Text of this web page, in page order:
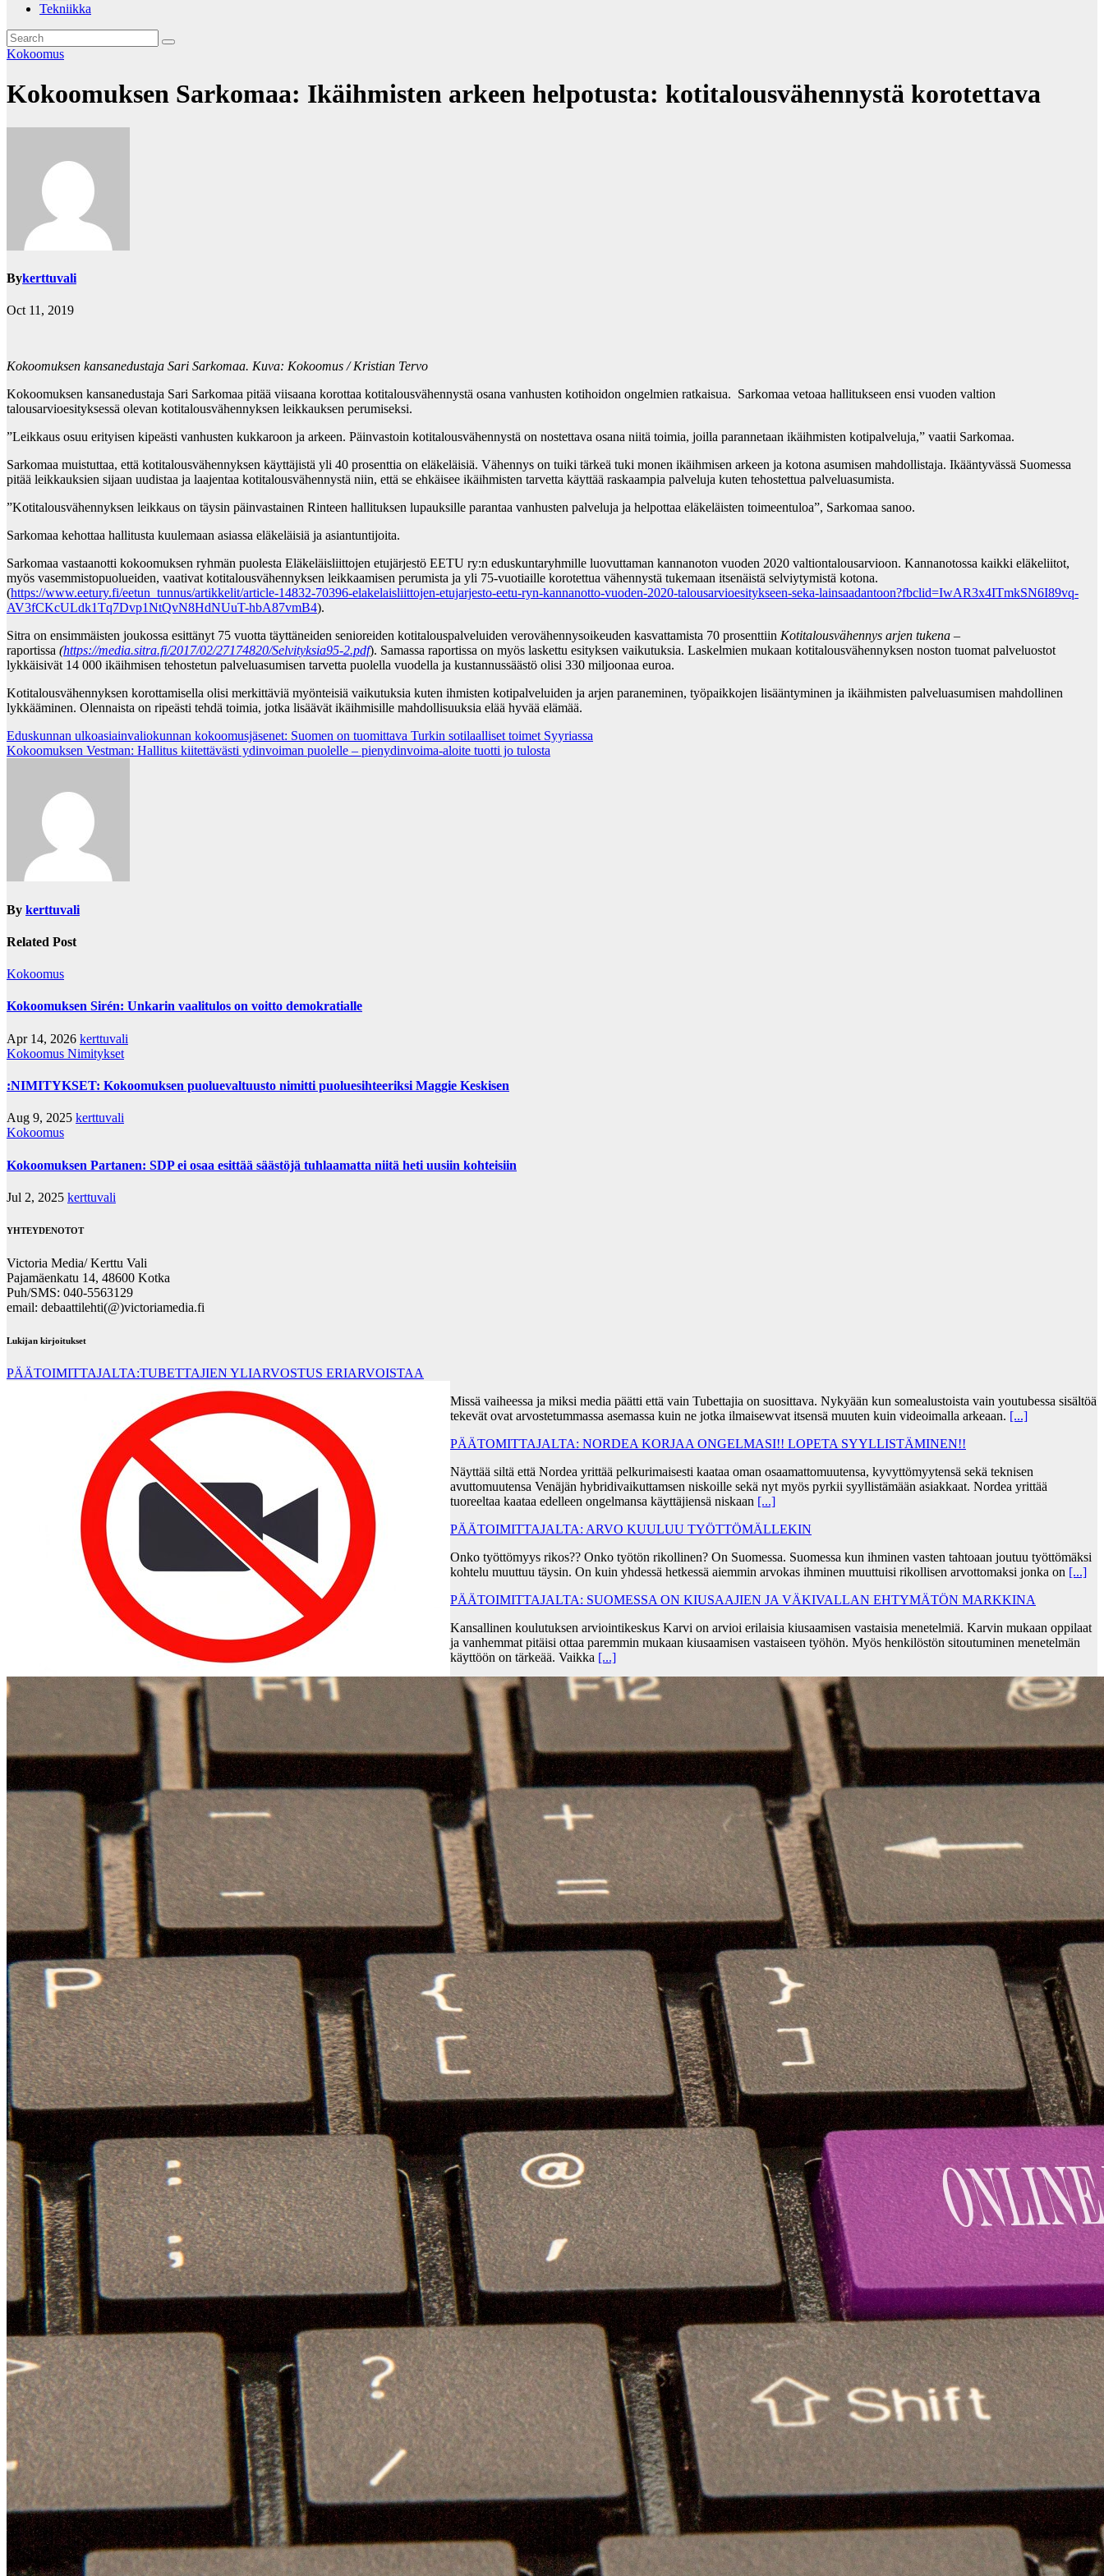
Tekniikka
Kokoomus
Kokoomuksen Sarkomaa: Ikäihmisten arkeen helpotusta: kotitalousvähennystä korotettava
Bykerttuvali
Oct 11, 2019
Kokoomuksen kansanedustaja Sari Sarkomaa. Kuva: Kokoomus / Kristian Tervo
Kokoomuksen kansanedustaja Sari Sarkomaa pitää viisaana korottaa kotitalousvähennystä osana vanhusten kotihoidon ongelmien ratkaisua. Sarkomaa vetoaa hallitukseen ensi vuoden valtion
talousarvioesityksessä olevan kotitalousvähennyksen leikkauksen perumiseksi.
”Leikkaus osuu erityisen kipeästi vanhusten kukkaroon ja arkeen. Päinvastoin kotitalousvähennystä on nostettava osana niitä toimia, joilla parannetaan ikäihmisten kotipalveluja,” vaatii Sarkomaa.
Sarkomaa muistuttaa, että kotitalousvähennyksen käyttäjistä yli 40 prosenttia on eläkeläisiä. Vähennys on tuiki tärkeä tuki monen ikäihmisen arkeen ja kotona asumisen mahdollistaja. Ikääntyvässä Suomessa
pitää leikkauksien sijaan uudistaa ja laajentaa kotitalousvähennystä niin, että se ehkäisee ikäihmisten tarvetta käyttää raskaampia palveluja kuten tehostettua palveluasumista.
”Kotitalousvähennyksen leikkaus on täysin päinvastainen Rinteen hallituksen lupauksille parantaa vanhusten palveluja ja helpottaa eläkeläisten toimeentuloa”, Sarkomaa sanoo.
Sarkomaa kehottaa hallitusta kuulemaan asiassa eläkeläisiä ja asiantuntijoita.
Sarkomaa vastaanotti kokoomuksen ryhmän puolesta Eläkeläisliittojen etujärjestö EETU ry:n eduskuntaryhmille luovuttaman kannanoton vuoden 2020 valtiontalousarvioon. Kannanotossa kaikki eläkeliitot,
myös vasemmistopuolueiden, vaativat kotitalousvähennyksen leikkaamisen perumista ja yli 75-vuotiaille korotettua vähennystä tukemaan itsenäistä selviytymistä kotona.
(https://www.eetury.fi/eetun_tunnus/artikkelit/article-14832-70396-elakelaisliittojen-etujarjesto-eetu-ryn-kannanotto-vuoden-2020-talousarvioesitykseen-seka-lainsaadantoon?fbclid=IwAR3x4ITmkSN6I89vq-
AV3fCKcULdk1Tq7Dvp1NtQvN8HdNUuT-hbA87vmB4).
Sitra on ensimmäisten joukossa esittänyt 75 vuotta täyttäneiden senioreiden kotitalouspalveluiden verovähennysoikeuden kasvattamista 70 prosenttiin Kotitalousvähennys arjen tukena –
raportissa (https://media.sitra.fi/2017/02/27174820/Selvityksia95-2.pdf). Samassa raportissa on myös laskettu esityksen vaikutuksia. Laskelmien mukaan kotitalousvähennyksen noston tuomat palveluostot
lykkäisivät 14 000 ikäihmisen tehostetun palveluasumisen tarvetta puolella vuodella ja kustannussäästö olisi 330 miljoonaa euroa.
Kotitalousvähennyksen korottamisella olisi merkittäviä myönteisiä vaikutuksia kuten ihmisten kotipalveluiden ja arjen paraneminen, työpaikkojen lisääntyminen ja ikäihmisten palveluasumisen mahdollinen
lykkääminen. Olennaista on ripeästi tehdä toimia, jotka lisäävät ikäihmisille mahdollisuuksia elää hyvää elämää.
Post
navigation
Eduskunnan ulkoasiainvaliokunnan kokoomusjäsenet: Suomen on tuomittava Turkin sotilaalliset toimet Syyriassa
Kokoomuksen Vestman: Hallitus kiitettävästi ydinvoiman puolelle – pienydinvoima-aloite tuotti jo tulosta
By kerttuvali
Related Post
Kokoomus
Kokoomuksen Sirén: Unkarin vaalitulos on voitto demokratialle
Apr 14, 2026 kerttuvali
Kokoomus Nimitykset
:NIMITYKSET: Kokoomuksen puoluevaltuusto nimitti puoluesihteeriksi Maggie Keskisen
Aug 9, 2025 kerttuvali
Kokoomus
Kokoomuksen Partanen: SDP ei osaa esittää säästöjä tuhlaamatta niitä heti uusiin kohteisiin
Jul 2, 2025 kerttuvali
YHTEYDENOTOT
Victoria Media/ Kerttu Vali
Pajamäenkatu 14, 48600 Kotka
Puh/SMS: 040-5563129
email: debaattilehti(@)victoriamedia.fi
Lukijan kirjoitukset
PÄÄTOIMITTAJALTA:TUBETTAJIEN YLIARVOSTUS ERIARVOISTAA
Missä vaiheessa ja miksi media päätti että vain Tubettajia on suosittava. Nykyään kun somealustoista vain youtubessa sisältöä
tekevät ovat arvostetummassa asemassa kuin ne jotka ilmaisewvat itsensä muuten kuin videoimalla arkeaan. [...]
PÄÄTOMITTAJALTA: NORDEA KORJAA ONGELMASI!! LOPETA SYYLLISTÄMINEN!!
Näyttää siltä että Nordea yrittää pelkurimaisesti kaataa oman osaamattomuutensa, kyvyttömyytensä sekä teknisen
avuttomuutensa Venäjän hybridivaikuttamsen niskoille sekä nyt myös pyrkii syyllistämään asiakkaat. Nordea yrittää
tuoreeltaa kaataa edelleen ongelmansa käyttäjiensä niskaan [...]
PÄÄTOIMITTAJALTA: ARVO KUULUU TYÖTTÖMÄLLEKIN
Onko työttömyys rikos?? Onko työtön rikollinen? On Suomessa. Suomessa kun ihminen vasten tahtoaan joutuu työttömäksi
kohtelu muuttuu täysin. On kuin yhdessä hetkessä aiemmin arvokas ihminen muuttuisi rikollisen arvottomaksi jonka on [...]
PÄÄTOIMITTAJALTA: SUOMESSA ON KIUSAAJIEN JA VÄKIVALLAN EHTYMÄTÖN MARKKINA
Kansallinen koulutuksen arviointikeskus Karvi on arvioi erilaisia kiusaamisen vastaisia menetelmiä. Karvin mukaan oppilaat
ja vanhemmat pitäisi ottaa paremmin mukaan kiusaamisen vastaiseen työhön. Myös henkilöstön sitoutuminen menetelmän
käyttöön on tärkeää. Vaikka [...]